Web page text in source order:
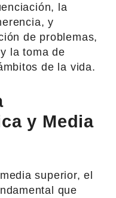
la
y
de problemas,
la toma de
de la vida.
y Media
superior, el
que